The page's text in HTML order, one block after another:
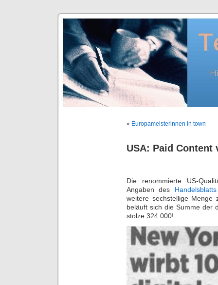
« Europameisterinnen in town
USA: Paid Content
Die renommierte US-
Angaben des Handelsblatts
weitere sechstellige Menge
beläuft sich die Summe der
stolze 324.000!